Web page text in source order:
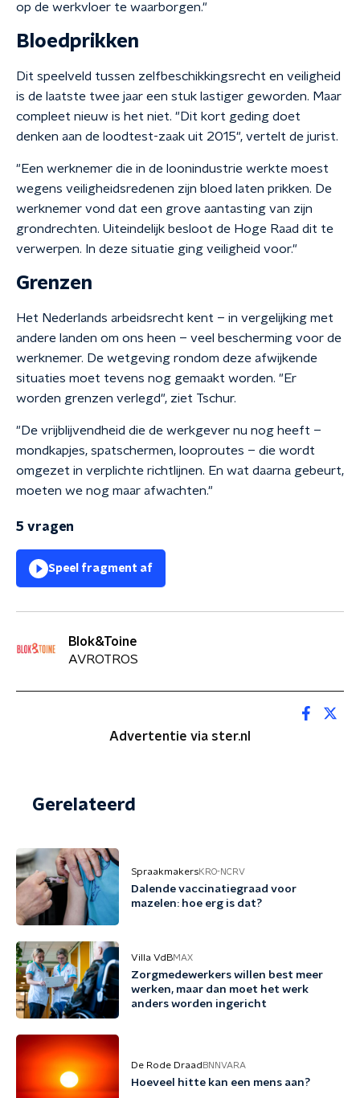
op de werkvloer te waarborgen."
Bloedprikken
Dit speelveld tussen zelfbeschikkingsrecht en veiligheid
is de laatste twee jaar een stuk lastiger geworden. Maar
compleet nieuw is het niet. "Dit kort geding doet
denken aan de loodtest-zaak uit 2015", vertelt de jurist.
"Een werknemer die in de loonindustrie werkte moest
wegens veiligheidsredenen zijn bloed laten prikken. De
werknemer vond dat een grove aantasting van zijn
grondrechten. Uiteindelijk besloot de Hoge Raad dit te
verwerpen. In deze situatie ging veiligheid voor."
Grenzen
Het Nederlands arbeidsrecht kent – in vergelijking met
andere landen om ons heen – veel bescherming voor de
werknemer. De wetgeving rondom deze afwijkende
situaties moet tevens nog gemaakt worden. "Er
worden grenzen verlegd", ziet Tschur.
"De vrijblijvendheid die de werkgever nu nog heeft –
mondkapjes, spatschermen, looproutes – die wordt
omgezet in verplichte richtlijnen. En wat daarna gebeurt,
moeten we nog maar afwachten."
5 vragen
Speel fragment af
Blok&Toine
AVROTROS
Advertentie via ster.nl
Gerelateerd
SpraakmakersKRO-NCRV
Dalende vaccinatiegraad voor
mazelen: hoe erg is dat?
Villa VdBMAX
Zorgmedewerkers willen best meer
werken, maar dan moet het werk
anders worden ingericht
De Rode Draad BNNVARA
Hoeveel hitte kan een mens aan?